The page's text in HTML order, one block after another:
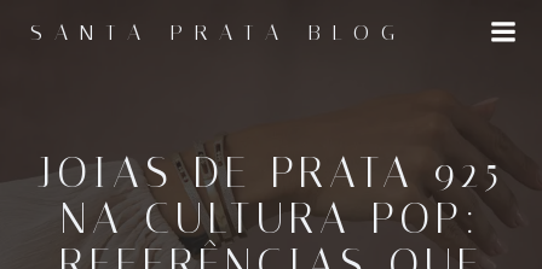
para
SANTA PRATA BLOG
JOIAS DE PRATA 925
NA CULTURA POP: